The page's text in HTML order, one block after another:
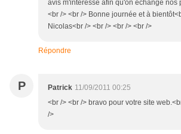
avis m'intéresse afin qu'on échange nos
<br /> <br /> Bonne journée et à
Nicolas<br /> <br /> <br /> <br />
Répondre
P Patrick 11/09/2011 00:25
<br /> <br /> bravo pour votre site
/>